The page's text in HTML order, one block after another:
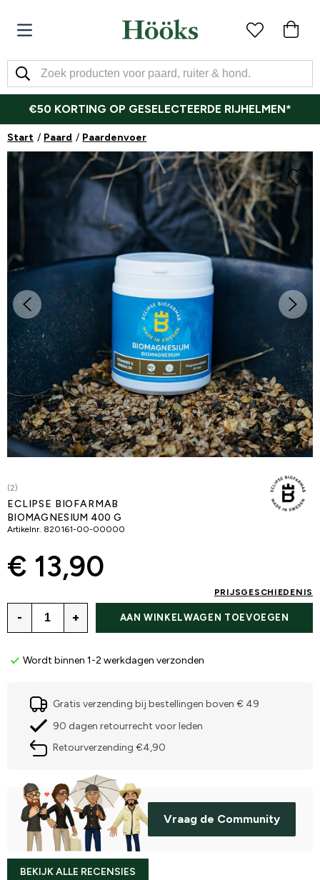
€50 KORTING OP GESELECTEERDE RIJHELMEN*
Start Paard Paardenvoer
(2)
ECLIPSE BIOFARMAB
BIOMAGNESIUM 400 G
Artikelnr. 820161-00-00000
€ 13,90
PRIJSGESCHIEDENIS
- + AAN WINKELWAGEN TOEVOEGEN
Wordt binnen 1-2 werkdagen verzonden
Gratis verzending bij bestellingen boven € 49
90 dagen retourrecht voor leden
Retourverzending €4,90
Vraag de Community
BEKIJK ALLE RECENSIES